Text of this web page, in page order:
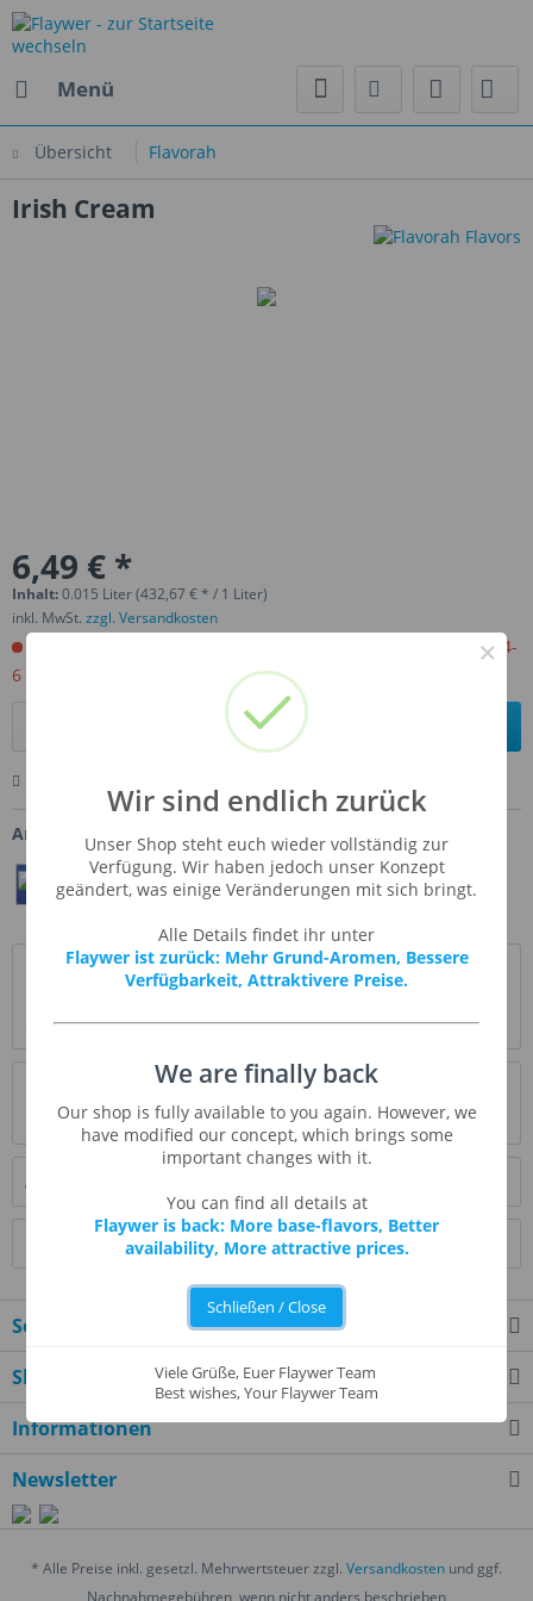
Menü
Übersicht Flavorah
Irish Cream
6,49 € *
Inhalt:0.015 Liter (432,67 € * / 1 Liter)
inkl. MwSt. zzgl. Versandkosten
Jetzt bestellen. Wird für Sie importiert. Versandfertig in ca 4-
6 Wochen.
In den
Artikel-Nr.: FLV-IRICRE
Teilen Twittern Pin It
Beschreibung
Grund, dies zu einem saisonalen...mehr
0
Bewertungen lesen, schreiben und diskutieren...mehr
Ähnliche Artikel
Kunden kauften auch
Service Hotline
Shop Service
Informationen
Newsletter
* Alle Preise inkl. gesetzl. Mehrwertsteuer zzgl. Versandkosten und ggf.
×
Wir sind endlich zurück
Unser Shop steht euch wieder vollständig zur
Verfügung. Wir haben jedoch unser Konzept
geändert, was einige Veränderungen mit sich bringt.
Alle Details findet ihr unter
Flaywer ist zurück: Mehr Grund-Aromen, Bessere
Verfügbarkeit, Attraktivere Preise.
We are finally back
Our shop is fully available to you again. However, we
have modified our concept, which brings some
important changes with it.
You can find all details at
Flaywer is back: More base-flavors, Better
availability, More attractive prices.
Schließen / Close
Viele Grüße, Euer Flaywer Team
Best wishes, Your Flaywer Team